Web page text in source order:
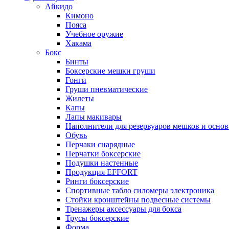
Айкидо
Кимоно
Пояса
Учебное оружие
Хакама
Бокс
Бинты
Боксерские мешки груши
Гонги
Груши пневматические
Жилеты
Капы
Лапы макивары
Наполнители для резервуаров мешков и
Обувь
Перчаки снарядные
Перчатки боксерские
Подушки настенные
Продукция EFFORT
Ринги боксерские
Спортивные табло силомеры электроника
Стойки кронштейны подвесные системы
Тренажеры аксессуары для бокса
Трусы боксерские
Форма